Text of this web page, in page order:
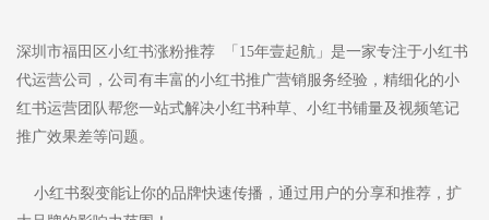
深圳市福田区小红书涨粉推荐 「15年壹起航」是一家专注于小红书
代运营公司，公司有丰富的小红书推广营销服务经验，精细化的小
红书运营团队帮您一站式解决小红书种草、小红书铺量及视频笔记
推广效果差等问题。
小红书裂变能让你的品牌快速传播，通过用户的分享和推荐，扩